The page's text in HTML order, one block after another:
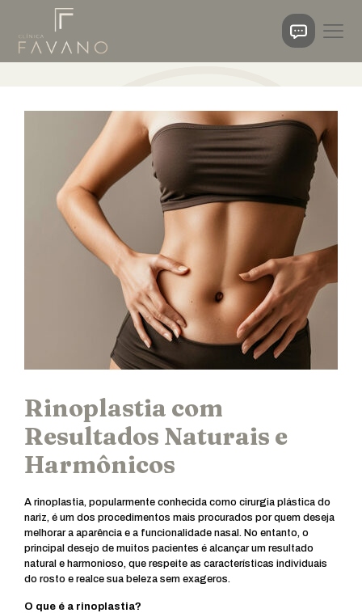
Rinoplastia com
Resultados Naturais e
Harmônicos
A rinoplastia, popularmente conhecida como cirurgia plástica do
nariz, é um dos procedimentos mais procurados por quem deseja
melhorar a aparência e a funcionalidade nasal. No entanto, o
principal desejo de muitos pacientes é alcançar um resultado
natural e harmonioso, que respeite as características individuais
do rosto e realce sua beleza sem exageros.
O que é a rinoplastia?